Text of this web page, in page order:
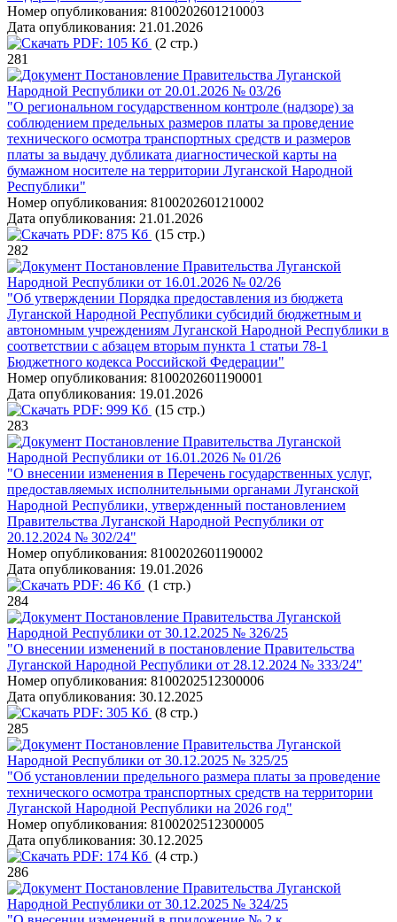
Номер опубликования: 8100202601210003
Дата опубликования: 21.01.2026
PDF: 105 Кб (2 стр.)
281
Постановление Правительства Луганской
Народной Республики от 20.01.2026 № 03/26
"О региональном государственном контроле (надзоре) за
соблюдением предельных размеров платы за проведение
технического осмотра транспортных средств и размеров
платы за выдачу дубликата диагностической карты на
бумажном носителе на территории Луганской Народной
Республики"
Номер опубликования: 8100202601210002
Дата опубликования: 21.01.2026
PDF: 875 Кб (15 стр.)
282
Постановление Правительства Луганской
Народной Республики от 16.01.2026 № 02/26
"Об утверждении Порядка предоставления из бюджета
Луганской Народной Республики субсидий бюджетным и
автономным учреждениям Луганской Народной Республики в
соответствии с абзацем вторым пункта 1 статьи 78-1
Бюджетного кодекса Российской Федерации"
Номер опубликования: 8100202601190001
Дата опубликования: 19.01.2026
PDF: 999 Кб (15 стр.)
283
Постановление Правительства Луганской
Народной Республики от 16.01.2026 № 01/26
"О внесении изменения в Перечень государственных услуг,
предоставляемых исполнительными органами Луганской
Народной Республики, утвержденный постановлением
Правительства Луганской Народной Республики от
20.12.2024 № 302/24"
Номер опубликования: 8100202601190002
Дата опубликования: 19.01.2026
PDF: 46 Кб (1 стр.)
284
Постановление Правительства Луганской
Народной Республики от 30.12.2025 № 326/25
"О внесении изменений в постановление Правительства
Луганской Народной Республики от 28.12.2024 № 333/24"
Номер опубликования: 8100202512300006
Дата опубликования: 30.12.2025
PDF: 305 Кб (8 стр.)
285
Постановление Правительства Луганской
Народной Республики от 30.12.2025 № 325/25
"Об установлении предельного размера платы за проведение
технического осмотра транспортных средств на территории
Луганской Народной Республики на 2026 год"
Номер опубликования: 8100202512300005
Дата опубликования: 30.12.2025
PDF: 174 Кб (4 стр.)
286
Постановление Правительства Луганской
Народной Республики от 30.12.2025 № 324/25